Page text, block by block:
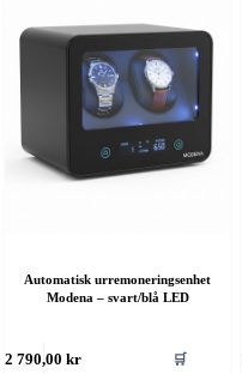
Automatisk urremoneringsenhet
Modena – svart/blå LED
2 790,00kr 🛒